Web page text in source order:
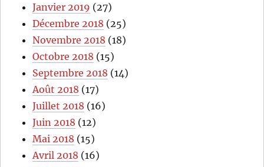
Janvier 2019 (27)
Décembre 2018 (25)
Novembre 2018 (18)
Octobre 2018 (15)
Septembre 2018 (14)
Août 2018 (17)
Juillet 2018 (16)
Juin 2018 (12)
Mai 2018 (15)
Avril 2018 (16)